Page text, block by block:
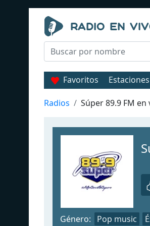
Favoritos Estaciones
Radios Súper 89.9 FM en
Género: Pop music